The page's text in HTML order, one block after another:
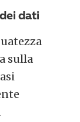
dati
sulla